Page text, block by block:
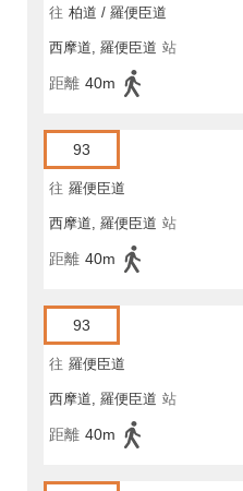
往 柏道 / 羅便臣道
西摩道, 羅便臣道 站
距離 40m
93
往 羅便臣道
西摩道, 羅便臣道 站
距離 40m
93
往 羅便臣道
西摩道, 羅便臣道 站
距離 40m